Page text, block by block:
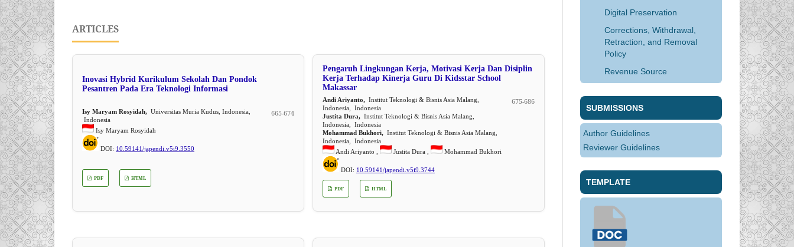
ARTICLES
Inovasi Hybrid Kurikulum Sekolah Dan Pondok
Pesantren Pada Era Teknologi Informasi
Isy Maryam Rosyidah, Universitas Muria Kudus, Indonesia,
Indonesia
Isy Maryam Rosyidah
DOI: 10.59141/japendi.v5i9.3550
665-674
PDF HTML
Pengaruh Lingkungan Kerja, Motivasi Kerja Dan Disiplin
Kerja Terhadap Kinerja Guru Di Kidsstar School
Makassar
Andi Ariyanto, Institut Teknologi & Bisnis Asia Malang,
Indonesia, Indonesia
Justita Dura, Institut Teknologi & Bisnis Asia Malang,
Indonesia, Indonesia
Mohammad Bukhori, Institut Teknologi & Bisnis Asia Malang,
Indonesia, Indonesia
Andi Ariyanto ,
Justita Dura , Mohammad Bukhori
DOI: 10.59141/japendi.v5i9.3744
675-686
PDF HTML
Digital Preservation
Corrections, Withdrawal,
Retraction, and Removal
Policy
Revenue Source
SUBMISSIONS
Author Guidelines
Reviewer Guidelines
TEMPLATE